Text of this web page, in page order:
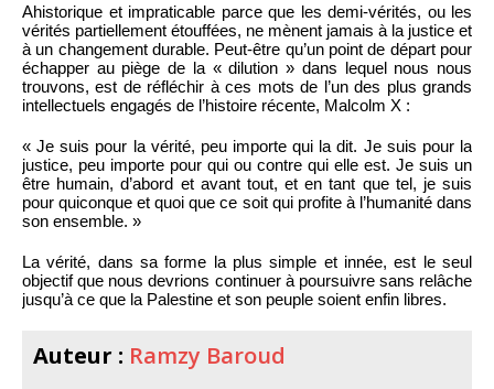
Ahistorique et impraticable parce que les demi-vérités, ou les
vérités partiellement étouffées, ne mènent jamais à la justice et
à un changement durable. Peut-être qu’un point de départ pour
échapper au piège de la « dilution » dans lequel nous nous
trouvons, est de réfléchir à ces mots de l’un des plus grands
intellectuels engagés de l’histoire récente, Malcolm X :
« Je suis pour la vérité, peu importe qui la dit. Je suis pour la
justice, peu importe pour qui ou contre qui elle est. Je suis un
être humain, d’abord et avant tout, et en tant que tel, je suis
pour quiconque et quoi que ce soit qui profite à l’humanité dans
son ensemble. »
La vérité, dans sa forme la plus simple et innée, est le seul
objectif que nous devrions continuer à poursuivre sans relâche
jusqu’à ce que la Palestine et son peuple soient enfin libres.
Auteur : Ramzy Baroud